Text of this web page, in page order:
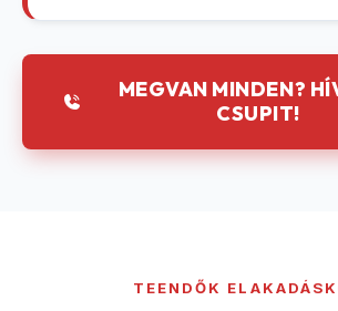
MEGVAN MINDEN?
CSUPIT!
TEENDŐK